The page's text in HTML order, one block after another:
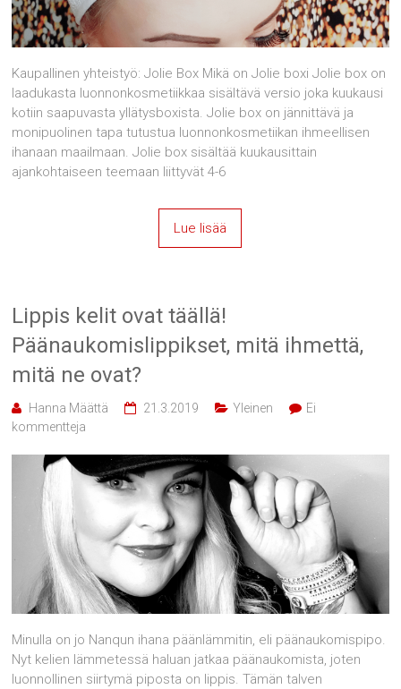
Kaupallinen yhteistyö: Jolie Box Mikä on Jolie boxi Jolie box on
laadukasta luonnonkosmetiikkaa sisältävä versio joka kuukausi
kotiin saapuvasta yllätysboxista. Jolie box on jännittävä ja
monipuolinen tapa tutustua luonnonkosmetiikan ihmeellisen
ihanaan maailmaan. Jolie box sisältää kuukausittain
ajankohtaiseen teemaan liittyvät 4-6
Lue lisää
Lippis kelit ovat täällä!
Päänaukomislippikset, mitä ihmettä,
mitä ne ovat?
Hanna Määttä 21.3.2019 Yleinen
Ei
kommentteja
Minulla on jo Nanqun ihana päänlämmitin, eli päänaukomispipo.
Nyt kelien lämmetessä haluan jatkaa päänaukomista, joten
luonnollinen siirtymä piposta on lippis. Tämän talven